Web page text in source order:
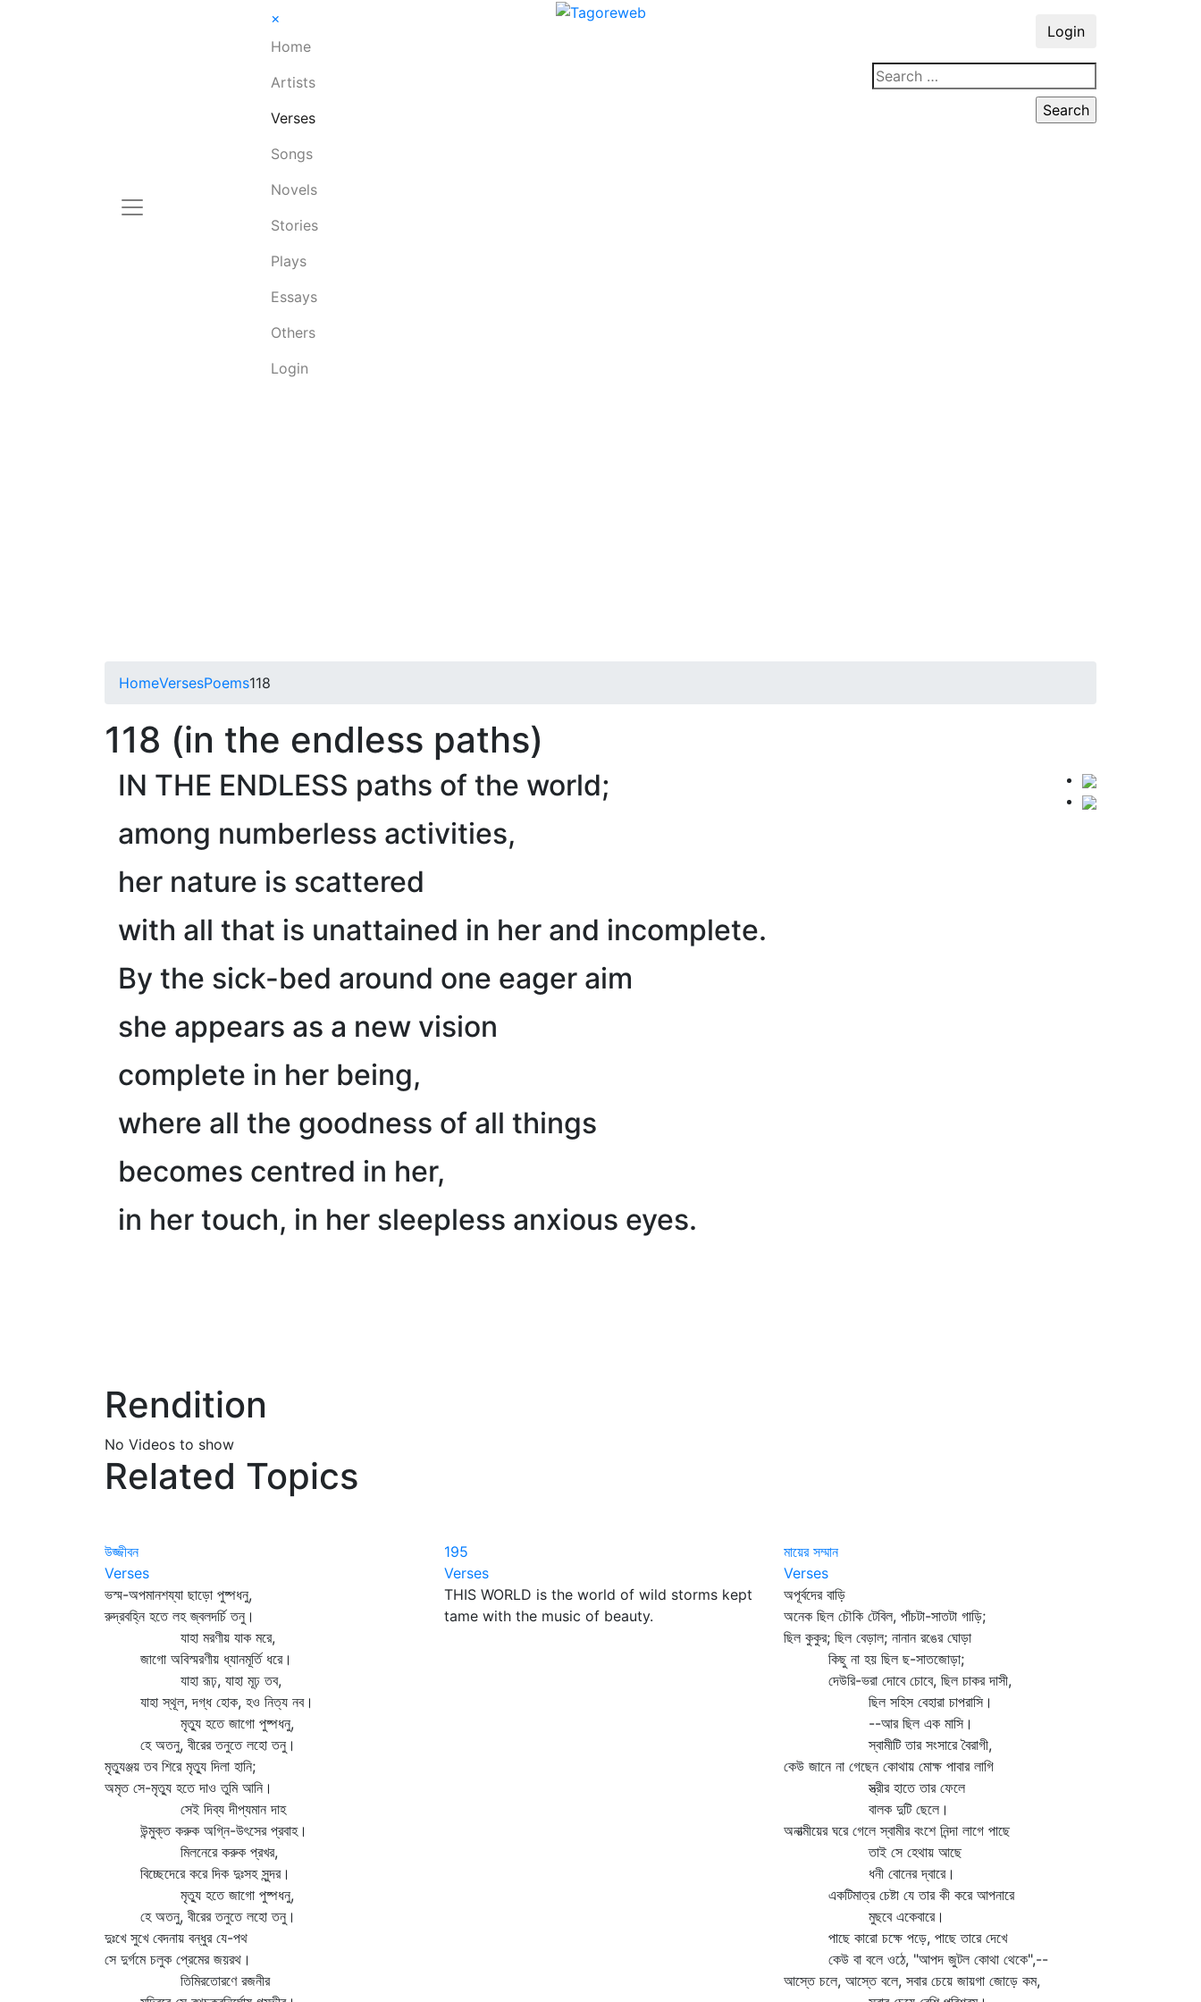
×
Home
Artists
Verses
Songs
Novels
Stories
Plays
Essays
Others
Login
Login
HomeVersesPoems118
118 (in the endless paths)
IN THE ENDLESS paths of the world;
among numberless activities,
her nature is scattered
with all that is unattained in her and incomplete.
By the sick-bed around one eager aim
she appears as a new vision
complete in her being,
where all the goodness of all things
becomes centred in her,
in her touch, in her sleepless anxious eyes.
Rendition
No Videos to show
Related Topics
উজ্জীবন
Verses
ভস্ম-অপমানশয্যা ছাড়ো পুষ্পধনু,
রুদ্রবহ্নি হতে লহ জ্বলদর্চি তনু।
যাহা মরণীয় যাক মরে,
জাগো অবিস্মরণীয় ধ্যানমূর্তি ধরে।
যাহা রূঢ়, যাহা মূঢ় তব,
যাহা স্থূল, দগ্ধ হোক, হও নিত্য নব।
মৃত্যু হতে জাগো পুষ্পধনু,
হে অতনু, বীরের তনুতে লহো তনু।
মৃত্যুঞ্জয় তব শিরে মৃত্যু দিলা হানি;
অমৃত সে-মৃত্যু হতে দাও তুমি আনি।
সেই দিব্য দীপ্যমান দাহ
উন্মুক্ত করুক অগ্নি-উৎসের প্রবাহ।
মিলনেরে করুক প্রখর,
বিচ্ছেদেরে করে দিক দুঃসহ সুন্দর।
মৃত্যু হতে জাগো পুষ্পধনু,
হে অতনু, বীরের তনুতে লহো তনু।
দুঃখে সুখে বেদনায় বন্ধুর যে-পথ
সে দুর্গমে চলুক প্রেমের জয়রথ।
তিমিরতোরণে রজনীর
195
Verses
THIS WORLD is the world of wild storms kept
tame with the music of beauty.
মায়ের সম্মান
Verses
অপূর্বদের বাড়ি
অনেক ছিল চৌকি টেবিল, পাঁচটা-সাতটা গাড়ি;
ছিল কুকুর; ছিল বেড়াল; নানান রঙের ঘোড়া
কিছু না হয় ছিল ছ-সাতজোড়া;
দেউরি-ভরা দোবে চোবে, ছিল চাকর দাসী,
ছিল সহিস বেহারা চাপরাসি।
--আর ছিল এক মাসি।
স্বামীটি তার সংসারে বৈরাগী,
কেউ জানে না গেছেন কোথায় মোক্ষ পাবার লাগি
স্ত্রীর হাতে তার ফেলে
বালক দুটি ছেলে।
অনাত্মীয়ের ঘরে গেলে স্বামীর বংশে নিন্দা লাগে পাছে
তাই সে হেথায় আছে
ধনী বোনের দ্বারে।
একটিমাত্র চেষ্টা যে তার কী করে আপনারে
মুছবে একেবারে।
পাছে কারো চক্ষে পড়ে, পাছে তারে দেখে
কেউ বা বলে ওঠে, "আপদ জুটল কোথা থেকে",--
আস্তে চলে, আস্তে বলে, সবার চেয়ে জায়গা জোড়ে কম,